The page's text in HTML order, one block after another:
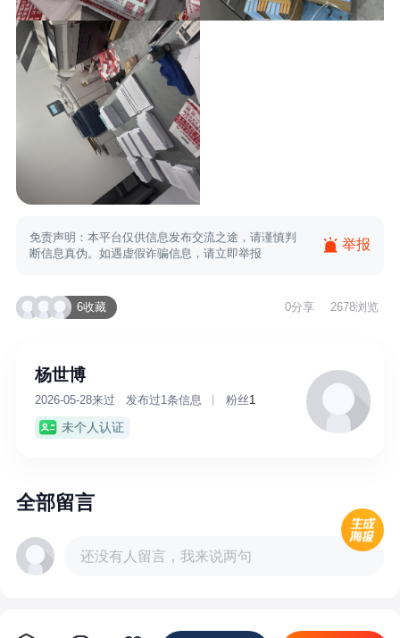
免责声明：本平台仅供信息发布交流之途，请谨慎判
断信息真伪。如遇虚假诈骗信息，请立即举报
举报
6收藏 0分享 2678浏览
杨世博
2026-05-28来过 发布过1条信息 粉丝1
未个人认证
全部留言
还没有人留言，我来说两句